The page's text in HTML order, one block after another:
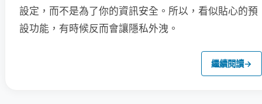
設定，而不是為了你的資訊安全。所以，看似貼心的預
設功能，有時候反而會讓隱私外洩。
繼續閱讀→